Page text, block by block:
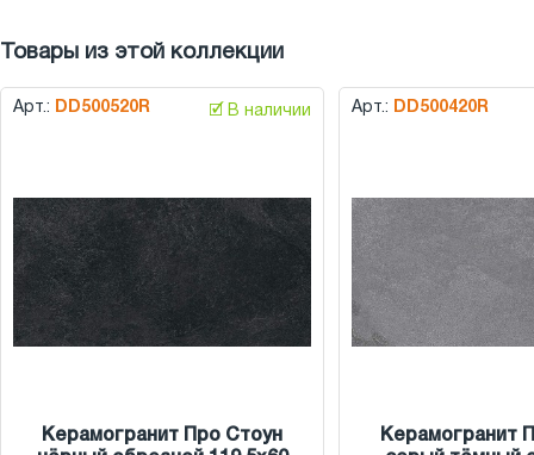
Товары из этой коллекции
Арт.: DD500520R 🗹 В наличии
Керамогранит Про Стоун
Арт.: DD500420R
Керамогранит